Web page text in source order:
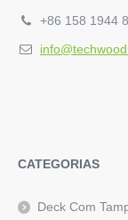
+86 158 1944
CATEGORIAS
Deck Com